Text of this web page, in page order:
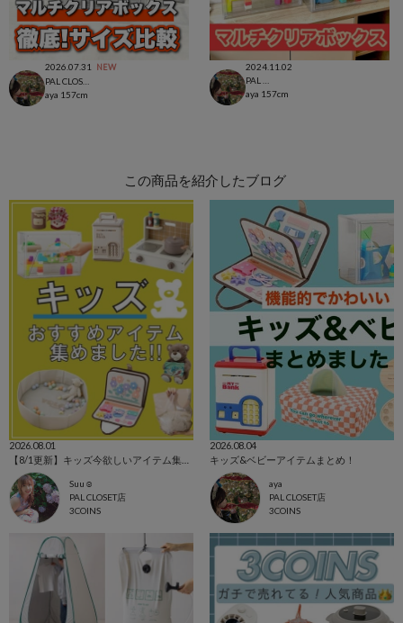
2026.07.31 NEW
aya 157cm
2024.11.02
aya 157cm
この商品を紹介したブログ
2026.08.01
Suu☺︎
PAL CLOSET店
3COINS
2026.08.04
キッズ&ベビーアイテムまとめ！
aya
PAL CLOSET店
3COINS